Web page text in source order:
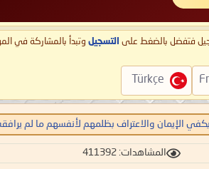
فتفضل بالضغط على التسجيل وتبدأ بالمشاركة في
Türkçe
الإيمان والاعتراف بظلمهم لأنفسهم ما لم يرافقه
المشاهدات: 411392